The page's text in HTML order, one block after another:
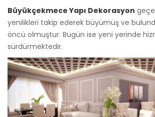
Büyükçekmece Yapı Dekorasyon
yenilikleri takip ederek büyümüş ve
öncü olmuştur. Bugün ise yeni yerinde
sürdürmektedir.